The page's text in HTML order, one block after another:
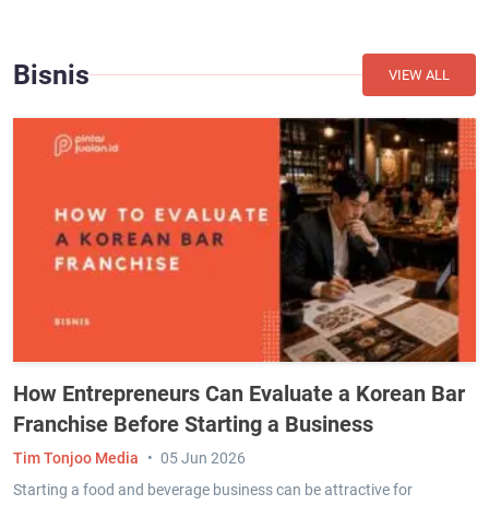
Bisnis VIEW ALL
How Entrepreneurs Can Evaluate a Korean Bar
Franchise Before Starting a Business
Starting a food and beverage business can be attractive for
Tim Tonjoo Media 05 Jun 2026